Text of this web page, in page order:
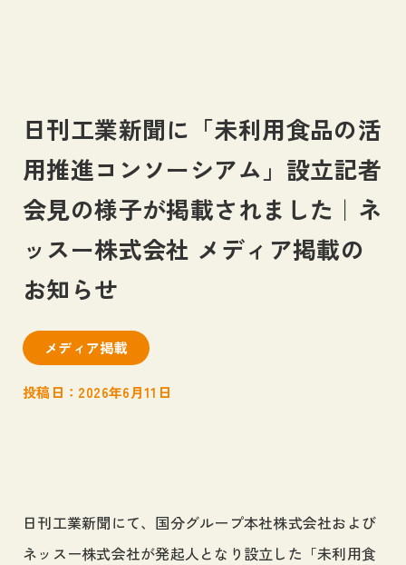
私たちについて
About us
事業内容
Business
ネッスーの足跡
お知らせ
Contact
日刊工業新聞に「未利用食品の活
用推進コンソーシアム」設立記者
会見の様子が掲載されました｜ネ
ッスー株式会社 メディア掲載の
お知らせ
メディア掲載
投稿日：2026年6月11日
日刊工業新聞にて、国分グループ本社株式会社および
ネッスー株式会社が発起人となり設立した「未利用食